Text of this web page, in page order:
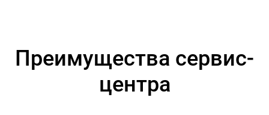
Преимущества сервис-
центра